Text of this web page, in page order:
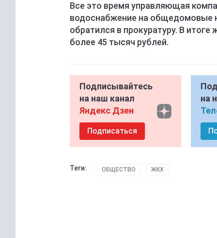
Все это время управляющая
водоснабжение на общедомовые
обратился в прокуратуру. В
более 45 тысяч рублей.
Подписывайтесь
на наш канал
Яндекс Дзен
Подписаться
на
Теги: ОБЩЕСТВО ЖКХ